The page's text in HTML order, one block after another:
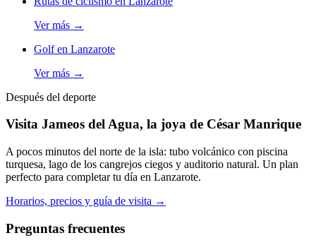
Ver más →
Golf en Lanzarote
Ver más →
Después del deporte
Visita Jameos del Agua, la joya de César Manrique
A pocos minutos del norte de la isla: tubo volcánico con piscina
turquesa, lago de los cangrejos ciegos y auditorio natural. Un plan
perfecto para completar tu día en Lanzarote.
Horarios, precios y guía de visita →
Preguntas frecuentes